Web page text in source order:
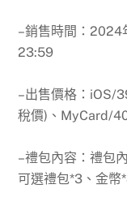
–銷售時間：2024
23:59
–出售價格：iOS/
稅價)、MyCard/
–禮包內容：禮包
可選禮包*3、金幣